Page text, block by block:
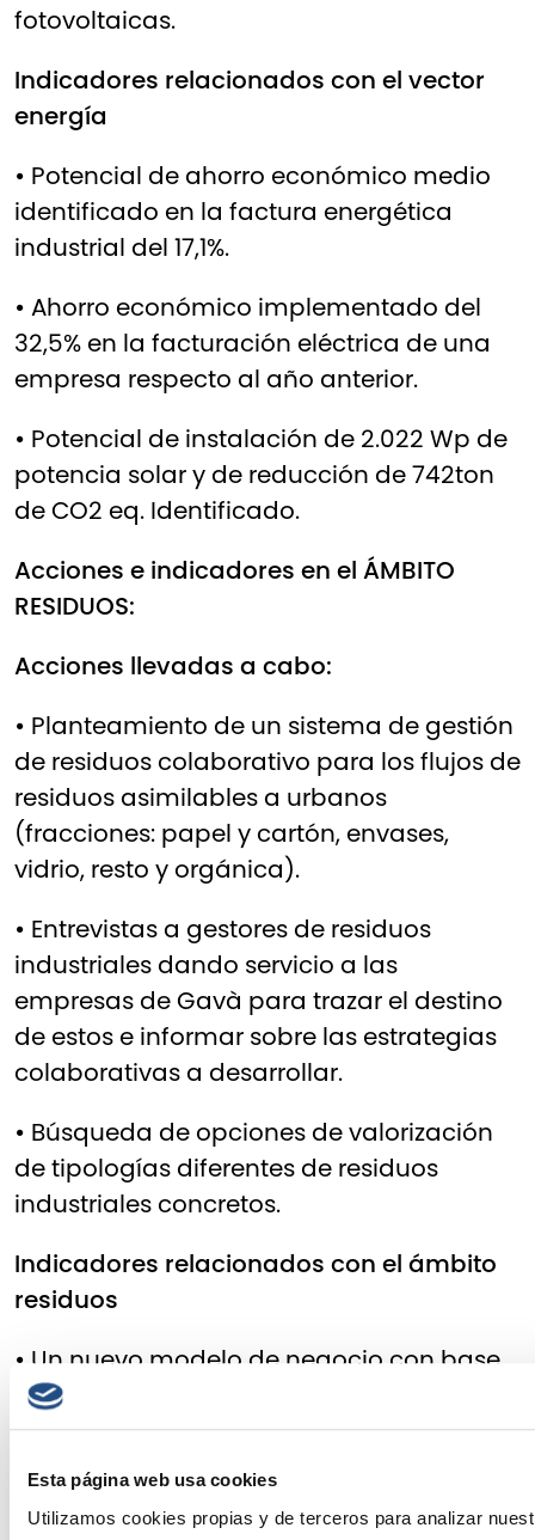
Esta página web usa cookies
Utilizamos cookies propias y de terceros para analizar
fotovoltaicas.
Indicadores relacionados con el vector
energía
• Potencial de ahorro económico medio
identificado en la factura energética
industrial del 17,1%.
• Ahorro económico implementado del
32,5% en la facturación eléctrica de una
empresa respecto al año anterior.
• Potencial de instalación de 2.022 Wp de
potencia solar y de reducción de 742ton
de CO2 eq. Identificado.
Acciones e indicadores en el ÁMBITO
RESIDUOS:
Acciones llevadas a cabo:
• Planteamiento de un sistema de gestión
de residuos colaborativo para los flujos de
residuos asimilables a urbanos
(fracciones: papel y cartón, envases,
vidrio, resto y orgánica).
• Entrevistas a gestores de residuos
industriales dando servicio a las
empresas de Gavà para trazar el destino
de estos e informar sobre las estrategias
colaborativas a desarrollar.
• Búsqueda de opciones de valorización
de tipologías diferentes de residuos
industriales concretos.
Indicadores relacionados con el ámbito
residuos
• Un nuevo modelo de negocio con base
social para gestionar colaborativamente
9.000tn de residuos industriales
asimilables a urbanos.
•188 tn de residuo industrial valorizable